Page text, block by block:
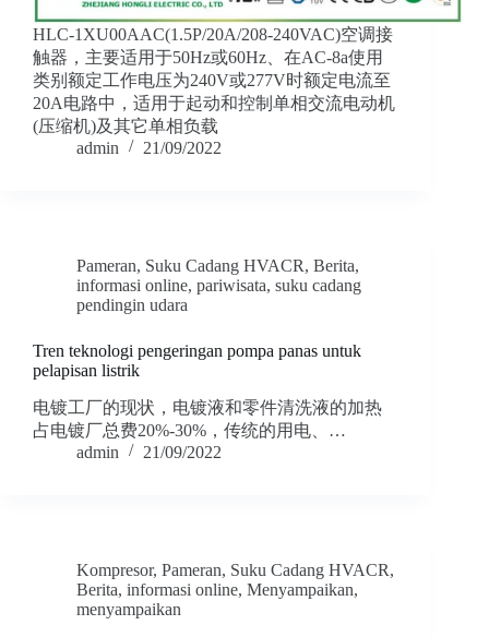
HLC-1XU00AAC(1.5P/20A/208-240VAC)空调接
触器，主要适用于50Hz或60Hz、在AC-8a使用
类别额定工作电压为240V或277V时额定电流至
20A电路中，适用于起动和控制单相交流电动机
(压缩机)及其它单相负载
admin
21/09/2022
Pameran, Suku Cadang HVACR, Berita,
informasi online, pariwisata, suku cadang
pendingin udara
Tren teknologi pengeringan pompa panas untuk
pelapisan listrik
电镀工厂的现状，电镀液和零件清洗液的加热
占电镀厂总费20%-30%，传统的用电、…
admin
21/09/2022
Kompresor, Pameran, Suku Cadang HVACR,
Berita, informasi online, Menyampaikan,
menyampaikan